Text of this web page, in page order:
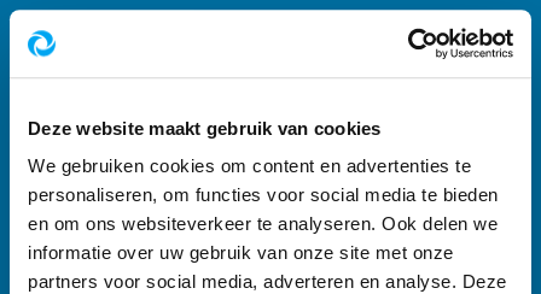
Deze website maakt gebruik van cookies
We gebruiken cookies om content en advertenties te
personaliseren, om functies voor social media te bieden
en om ons websiteverkeer te analyseren. Ook delen we
informatie over uw gebruik van onze site met onze
partners voor social media, adverteren en analyse. Deze
Footer navigatie
Logo AWD, Amsterdamse